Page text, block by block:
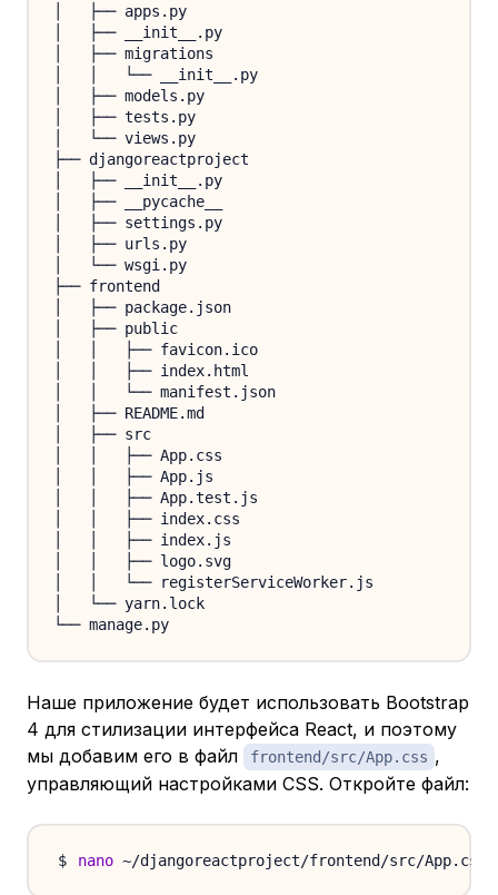
│   ├── apps.py
│   ├── __init__.py
│   ├── migrations
│   │   └── __init__.py
│   ├── models.py
│   ├── tests.py
│   └── views.py
├── djangoreactproject
│   ├── __init__.py
│   ├── __pycache__
│   ├── settings.py
│   ├── urls.py
│   └── wsgi.py
├── frontend
│   ├── package.json
│   ├── public
│   │   ├── favicon.ico
│   │   ├── index.html
│   │   └── manifest.json
│   ├── README.md
│   ├── src
│   │   ├── App.css
│   │   ├── App.js
│   │   ├── App.test.js
│   │   ├── index.css
│   │   ├── index.js
│   │   ├── logo.svg
│   │   └── registerServiceWorker.js
│   └── yarn.lock
Наше приложение будет использовать Bootstrap
4 для стилизации интерфейса React, и поэтому
мы добавим его в файл
frontend/src/App.css ,
управляющий настройками CSS. Откройте файл:
nano